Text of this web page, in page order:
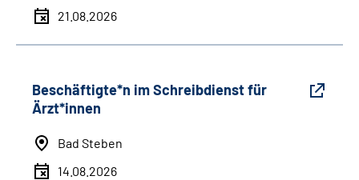
21.08.2026
Beschäftigte*n im Schreibdienst für
Ärzt*innen
Bad Steben
14.08.2026